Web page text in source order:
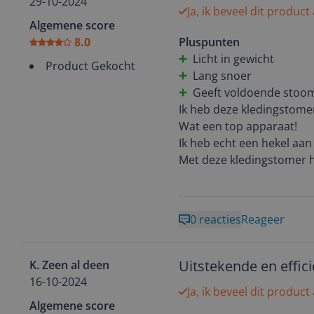
Algemene score
8.0
Product Gekocht
Ik heb deze
Wat een top apparaat!
Ik heb echt een hekel
Met deze kledingstomer
strijkbout overheen
want aan je lichaam
Je kan hem gewoon
Het snoer is lang,
Het wordt geleverd met
Pluspunten
Licht in gewicht
Lang snoer
Geeft voldoende
Ja, ik beveel dit product
0 reactiesReageer
K. Zeen al deen
16-10-2024
Algemene score
Uitstekende en
Ja, ik beveel dit product